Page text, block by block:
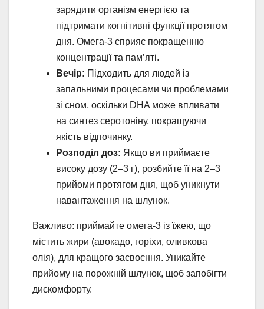
зарядити організм енергією та
підтримати когнітивні функції протягом
дня. Омега-3 сприяє покращенню
концентрації та пам’яті.
Вечір: Підходить для людей із
запальними процесами чи проблемами
зі сном, оскільки DHA може впливати
на синтез серотоніну, покращуючи
якість відпочинку.
Розподіл доз: Якщо ви приймаєте
високу дозу (2–3 г), розбийте її на 2–3
прийоми протягом дня, щоб уникнути
навантаження на шлунок.
Важливо: приймайте омега-3 із їжею, що
містить жири (авокадо, горіхи, оливкова
олія), для кращого засвоєння. Уникайте
прийому на порожній шлунок, щоб запобігти
дискомфорту.